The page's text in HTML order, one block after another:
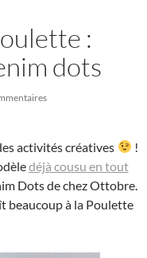
:
dots
activités créatives
!
déjà cousu en tout
Dots de chez Ottobre.
beaucoup à la Poulette